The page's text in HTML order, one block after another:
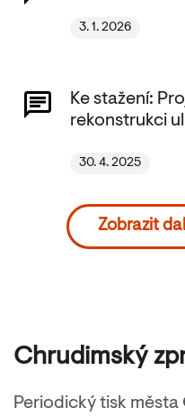
3. 1. 2026
Ke stažení:
rekonstrukci
30. 4. 2025
Zobrazit
Chrudimský
Periodický tisk města